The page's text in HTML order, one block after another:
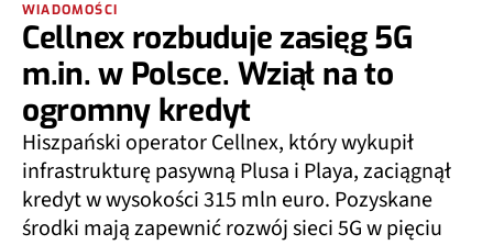
WIADOMOŚCI
Cellnex rozbuduje zasięg 5G
m.in. w Polsce. Wziął na to
ogromny kredyt
Hiszpański operator Cellnex, który wykupił
infrastrukturę pasywną Plusa i Playa, zaciągnął
kredyt w wysokości 315 mln euro. Pozyskane
środki mają zapewnić rozwój sieci 5G w pięciu